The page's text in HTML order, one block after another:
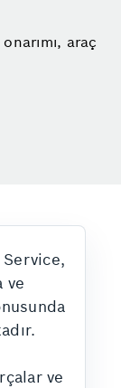
araç
ve
ve